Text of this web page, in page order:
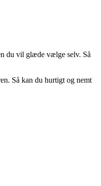
du vil glæde vælge selv. Så
Så kan du hurtigt og nemt